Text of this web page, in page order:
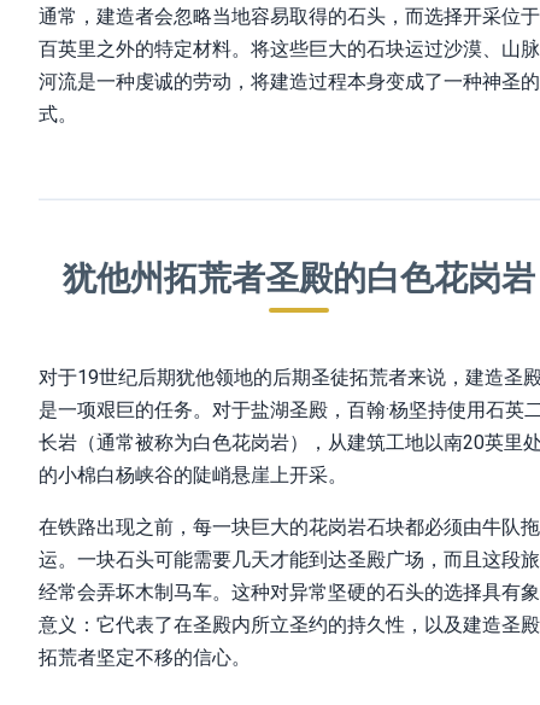
通常，建造者会忽略当地容易取得的石头，而选择开采位
百英里之外的特定材料。将这些巨大的石块运过沙漠、山
河流是一种虔诚的劳动，将建造过程本身变成了一种神圣
式。
犹他州拓荒者圣殿的白色花岗岩
对于19世纪后期犹他领地的后期圣徒拓荒者来说，建造圣
是一项艰巨的任务。对于盐湖圣殿，百翰·杨坚持使用石英
长岩（通常被称为白色花岗岩），从建筑工地以南20英里
的小棉白杨峡谷的陡峭悬崖上开采。
在铁路出现之前，每一块巨大的花岗岩石块都必须由牛队拖
运。一块石头可能需要几天才能到达圣殿广场，而且这段
经常会弄坏木制马车。这种对异常坚硬的石头的选择具有
意义：它代表了在圣殿内所立圣约的持久性，以及建造圣
拓荒者坚定不移的信心。